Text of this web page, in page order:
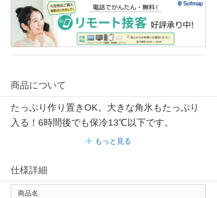
商品について
たっぷり作り置きOK。大きな角氷もたっぷり
入る！6時間後でも保冷13℃以下です。
もっと見る
仕様詳細
商品名